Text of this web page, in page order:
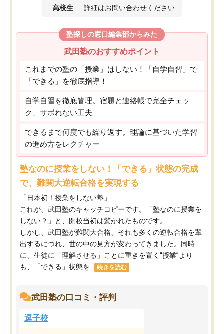
高校生 詳細はお問い合わせください
塾探しの窓口編集部からみた
武田塾のおすすめポイント
これまでの塾の「授業」はしない！「自学自習」で
「できる」を徹底指導！
自学自習を徹底管理。宿題と連絡帳で完全チェッ
ク、サボれない工夫
できるまで何度でも繰り返す。理論に基づいた学習
の進め方をレクチャー
塾なのに授業をしない！「できる」状態の完成
で、難関大逆転合格を実現する
「日本初！授業をしない塾」
これが、武田塾のキャッチコピーです。「塾なのに授業を
しない？」と、開校当初は驚かれたものです。
しかし、武田塾が難関大合格、それも多くの逆転合格を輩
出するにつれ、世の中の見方が変わってきました。同時
に、生徒に「理解させる」ことに重きを置く“授業”より
も、「できる」状態を...
続きを読む
武田塾の口コミ・評判
逗子校